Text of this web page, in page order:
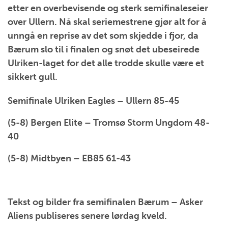
etter en overbevisende og sterk semifinaleseier
over Ullern. Nå skal seriemestrene gjør alt for å
unngå en reprise av det som skjedde i fjor, da
Bærum slo til i finalen og snøt det ubeseirede
Ulriken-laget for det alle trodde skulle være et
sikkert gull.
Semifinale Ulriken Eagles – Ullern 85-45
(5-8) Bergen Elite – Tromsø Storm Ungdom 48-
40
(5-8) Midtbyen – EB85 61-43
Tekst og bilder fra semifinalen Bærum – Asker
Aliens publiseres senere lørdag kveld.